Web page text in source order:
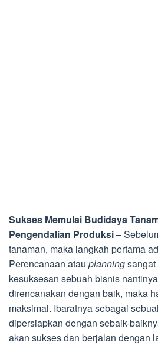
Sukses Memulai Budidaya
Pengendalian Produksi–
tanaman, maka langkah pertama
Perencanaan atau planning
kesuksesan sebuah bisnis
direncanakan dengan baik, maka
maksimal. Ibaratnya sebagai
dipersiapkan dengan sebaik-
akan sukses dan berjalan dengan